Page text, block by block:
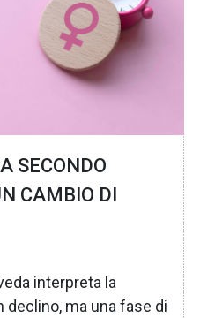
SECONDO
CAMBIO DI
interpreta la
declino, ma una fase di